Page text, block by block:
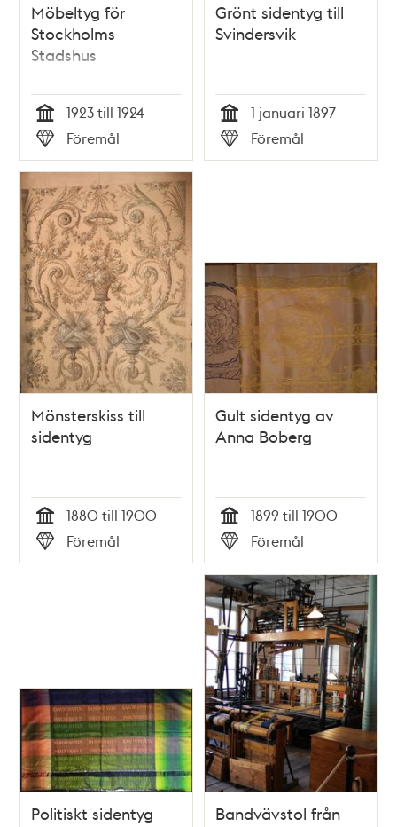
Möbeltyg för
Stockholms
Stadshus
Tid
1923 till 1924
Typ
Föremål
Grönt sidentyg till
Svindersvik
Tid
1 januari 1897
Typ
Föremål
Mönsterskiss till
sidentyg
Tid
1880 till 1900
Typ
Föremål
Gult sidentyg av
Anna Boberg
Tid
1899 till 1900
Typ
Föremål
Politiskt sidentyg
Bandvävstol från